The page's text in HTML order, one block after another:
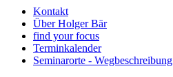
Kontakt
Über Holger Bär
find your focus
Terminkalender
Seminarorte - Wegbeschreibung